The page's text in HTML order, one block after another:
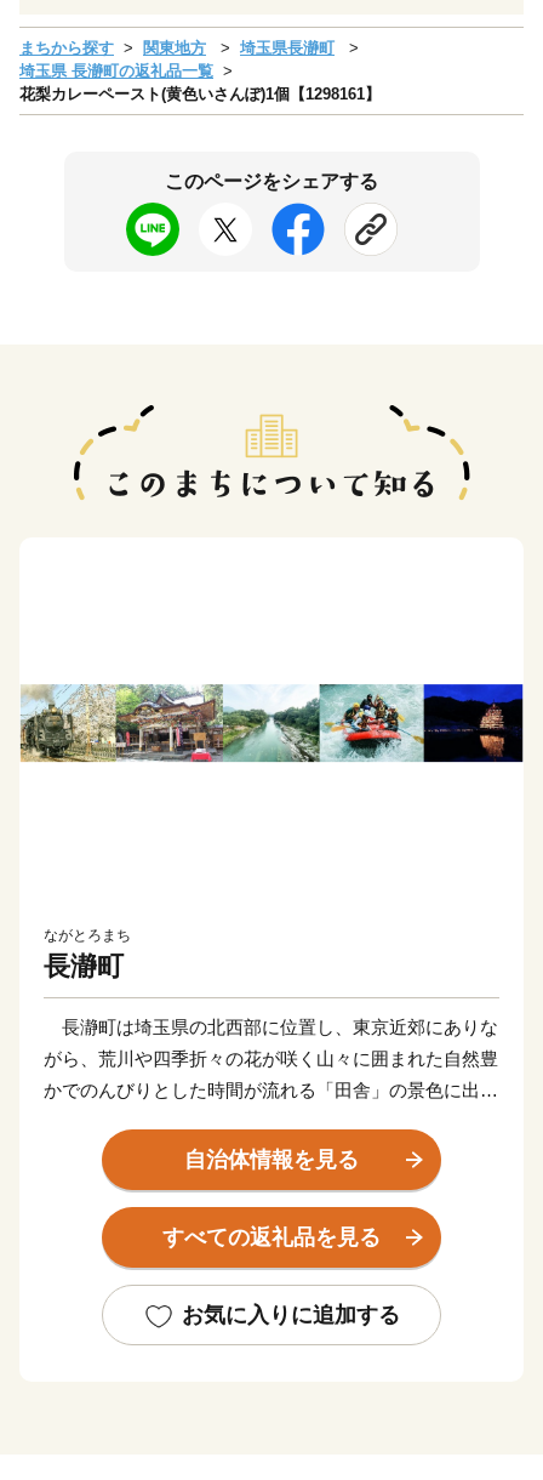
まちから探す 関東地方
埼玉県長瀞町
埼玉県 長瀞町の返礼品一覧
花梨カレーペースト(黄色いさんぽ)1個【1298161】
このページをシェアする
ながとろまち
長瀞町
長瀞町は埼玉県の北西部に位置し、東京近郊にありな
がら、荒川や四季折々の花が咲く山々に囲まれた自然豊
かでのんびりとした時間が流れる「田舎」の景色に出会
れた岩畳は、地質学的にも貴重であるとともに、長瀞町
を象徴する美しい風景となっており、一帯が、国の名勝
及び天然記念物に指定されています。また、風景だけで
なく、ミシュラン・グリーンガイド・ジャポン一つ星を
ティング等のアクティビティも楽しむことができ、年間
３００万人の観光客の皆さんに訪れていただいていま
自治体情報を見る
すべての返礼品を見る
お気に入りに追加する